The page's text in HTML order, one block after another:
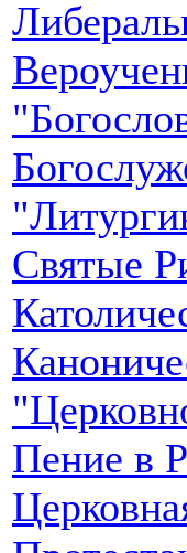
Святые
Пение в